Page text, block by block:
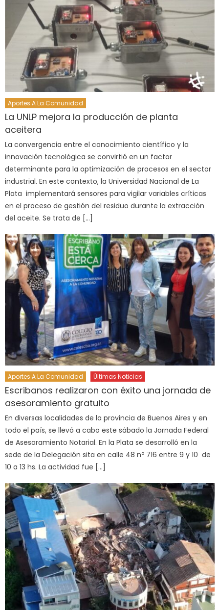
Aportes A La Comunidad
La UNLP mejora la producción de planta
aceitera
La convergencia entre el conocimiento científico y la
innovación tecnológica se convirtió en un factor
determinante para la optimización de procesos en el sector
industrial. En este contexto, la Universidad Nacional de La
Plata implementará sensores para vigilar variables críticas
en el proceso de gestión del residuo durante la extracción
del aceite. Se trata de […]
Aportes A La Comunidad Últimas Noticias
Escribanos realizaron con éxito una jornada de
asesoramiento gratuito
En diversas localidades de la provincia de Buenos Aires y en
todo el país, se llevó a cabo este sábado la Jornada Federal
de Asesoramiento Notarial. En la Plata se desarrolló en la
sede de la Delegación sita en calle 48 nº 716 entre 9 y 10 de
10 a 13 hs. La actividad fue […]